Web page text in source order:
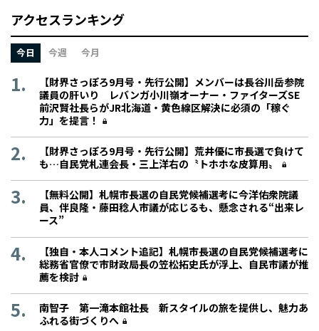
アクセスランキング
今日 今週 今月
【財界さっぽろ9月号・先行公開】メンバーは長谷川岳参院
議員の肝いり レバンガ小川嶺オーナー・ファイターズSE
前沢賢社長らがJR北海道・黄色線区解決に必須の「稼ぐ
力」を提言！
【財界さっぽろ9月号・先行公開】荒井優に市長選で負けて
も…自民党札連会長・三上洋右の〝トホホな皮算用〟
【無料公開】札幌市長選の自民党候補選考に今洋佑衆院議
員、伴良隆・藤田稔人市議が応じるも、懸念される“出来レ
ース”
【独自・本人コメント追記】札幌市長選の自民党候補選考に
総務省官僚で市財政局長の笠松拓史氏が浮上、自民市議が推
薦を検討
南智子 第一滝本館社長 新スタイルの旅を提供し、魅力あ
ふれる街づくりへ